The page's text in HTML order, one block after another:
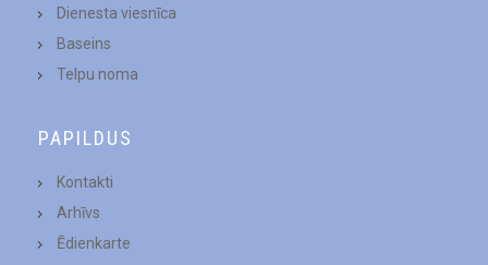
Dienesta viesnīca
Baseins
Telpu noma
PAPILDUS
Kontakti
Arhīvs
Ēdienkarte